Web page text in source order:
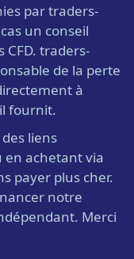
par traders-
un conseil
traders-
de la perte
à
fournit.
liens
en achetant via
payer plus cher.
notre
Merci